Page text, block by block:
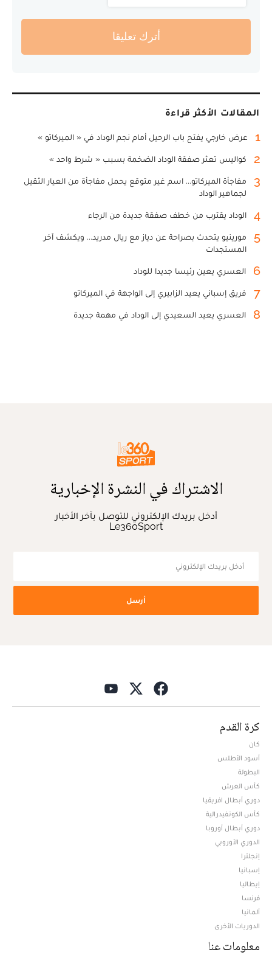
أترك تعليقا
المقالات الأكثر قراءة
1 عرض خارجي يفتح باب الرحيل أمام نجم الوداد في « الميركاتو »
2 كواليس تعثر صفقة الوداد الضخمة بسبب « شرط واحد »
3
مفاجأة الميركاتو... اسم غير متوقع يحمل مفاجأة من العيار الثقيل
لجماهير الوداد
4 الوداد يقترب من خطف صفقة جديدة من الرجاء
5
مورينيو يتحدث بصراحة عن دياز مع ريال مدريد... ويكشف آخر
المستجدات
6 العسري يعين رئيسا جديدا للوداد
7 فريق إسباني يعيد الزابيري إلى الواجهة في الميركاتو
8 العسري يعيد السعيدي إلى الوداد في مهمة جديدة
الاشتراك في النشرة الإخبارية
أدخل بريدك الإلكتروني للتوصل بآخر الأخبار
Le360Sport
أرسل
كرة القدم
كان
أسود الأطلس
البطولة
كأس العرش
دوري أبطال افريقيا
كأس الكونفيدرالية
دوري أبطال أوروبا
الدوري الأوروبي
إنجلترا
إسبانيا
إيطاليا
فرنسا
ألمانيا
الدوريات الأخرى
معلومات عنا